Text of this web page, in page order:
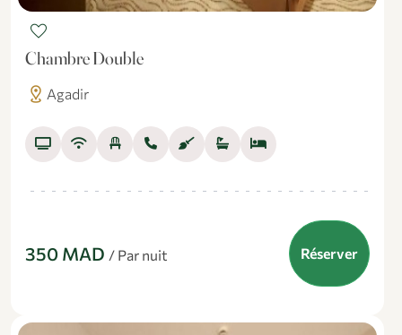
favorite
Chambre Double
distance Agadir
350 MAD / Par nuit Réserver